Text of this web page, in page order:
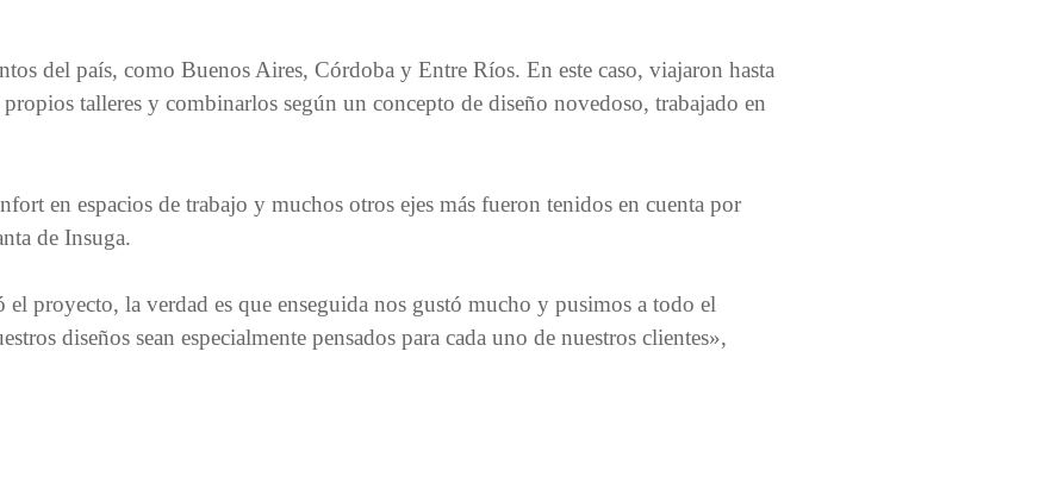
del país, como Buenos Aires, Córdoba y Entre Ríos. En este caso, viajaron hasta
talleres y combinarlos según un concepto de diseño novedoso, trabajado en
en espacios de trabajo y muchos otros ejes más fueron tenidos en cuenta por
de Insuga.
proyecto, la verdad es que enseguida nos gustó mucho y pusimos a todo el
diseños sean especialmente pensados para cada uno de nuestros clientes»,